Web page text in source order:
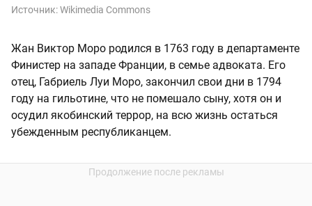
Источник:Wikimedia Commons
Жан Виктор Моро родился в 1763 году в департаменте
Финистер на западе Франции, в семье адвоката. Его
отец, Габриель Луи Моро, закончил свои дни в 1794
году на гильотине, что не помешало сыну, хотя он и
осудил якобинский террор, на всю жизнь остаться
убежденным республиканцем.